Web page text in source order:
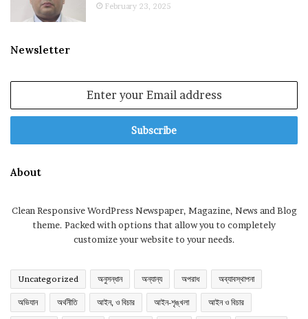
February 23, 2025
Newsletter
Email
About
Clean Responsive WordPress Newspaper, Magazine, News and Blog
theme. Packed with options that allow you to completely
customize your website to your needs.
Uncategorized অনুসন্ধান অন্যান্য অপরাধ অব্যাবস্থাপনা
অভিযান অর্থনীতি আইন, ও বিচার আইন-শৃঙ্খলা আইন ও বিচার